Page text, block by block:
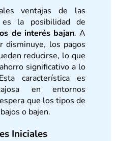
ventajas de las
es la posibilidad de
de interés bajan. A
disminuye, los pagos
reducirse, lo que
significativo a lo
característica es
en entornos
que los tipos de
o bajen.
Iniciales